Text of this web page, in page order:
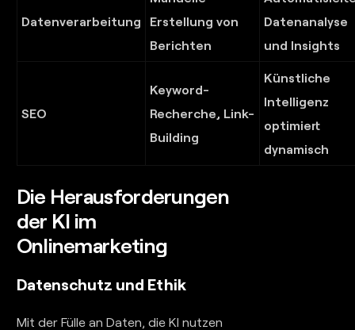
Datenverarbeitung
Erstellung von
Berichten
Datenanalyse
und Insights
SEO
Keyword-
Recherche, Link-
Building
Künstliche
Intelligenz
optimiert
dynamisch
Die Herausforderungen
der KI im
Onlinemarketing
Datenschutz und Ethik
Mit der Fülle an Daten, die KI nutzen